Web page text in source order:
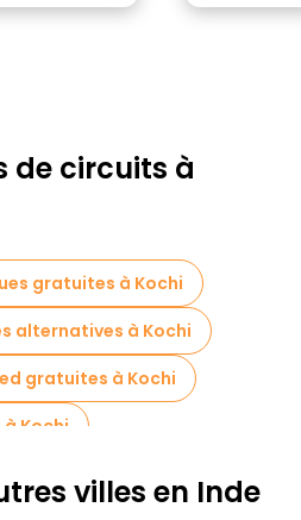
de circuits à
gratuites à Kochi
alternatives à Kochi
gratuites à Kochi
Kochi
pour les familles à Kochi
villes en Inde